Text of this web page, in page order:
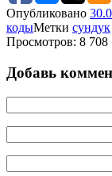
Опубликовано
кодыМетки сундук
Просмотров: 8 708
Добавь